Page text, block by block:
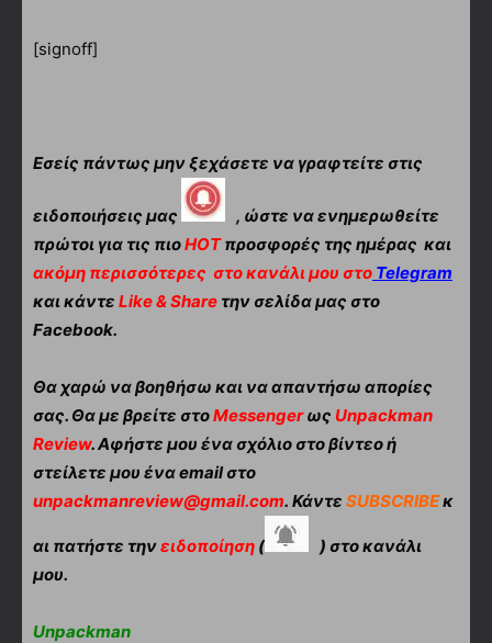
[signoff]
Εσείς πάντως μην ξεχάσετε να γραφτείτε στις
ειδοποιήσεις μας
, ώστε να ενημερωθείτε
πρώτοι για τις πιοHOTπροσφορές της ημέρας και
ακόμη περισσότερες στο κανάλι μου στο Telegram
και κάντε Like & Share την σελίδα μας στο
Facebook.
Θα χαρώ να βοηθήσω και να απαντήσω απορίες
σας. Θα με βρείτε στοMessengerως Unpackman
Review. Αφήστε μου ένα σχόλιο στο βίντεο ή
στείλετε μου ένα email στο
unpackmanreview@gmail.com. Κάντε SUBSCRIBEκ
αι πατήστε τηνειδοποίηση (
) στο κανάλι
μου.
Unpackman